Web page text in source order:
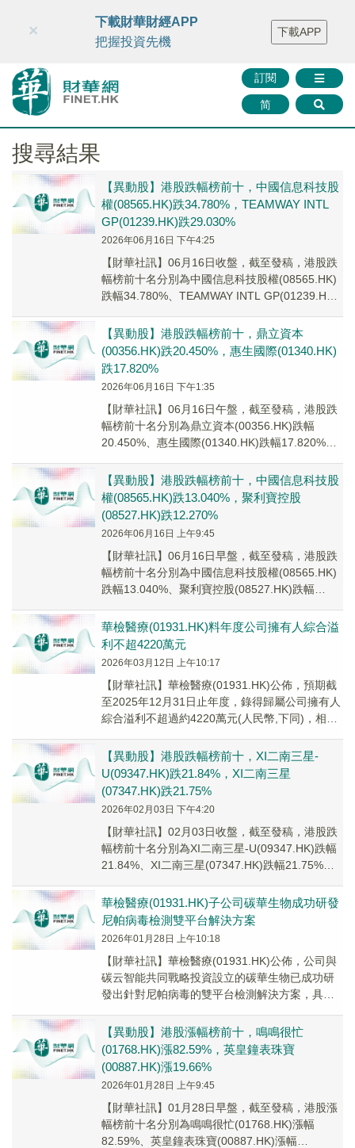
財華智庫網 FINTV FINMETA 財華證券 媒體矩陣
智庫沙龍
聯絡我們
訂閱
简
×
下載財華財經APP
把握投資先機
下載APP
搜尋結果
【異動股】港股跌幅榜前十，中國信息科技股
權(08565.HK)跌34.780%，TEAMWAY INTL
GP(01239.HK)跌29.030%
2026年06月16日 下午4:25
【財華社訊】06月16日收盤，截至發稿，港股跌
幅榜前十名分別為中國信息科技股權(08565.HK)
跌幅34.780%、TEAMWAY INTL GP(01239.HK)
【異動股】港股跌幅榜前十，鼎立資本
(00356.HK)跌20.450%，惠生國際(01340.HK)
跌17.820%
2026年06月16日 下午1:35
【財華社訊】06月16日午盤，截至發稿，港股跌
幅榜前十名分別為鼎立資本(00356.HK)跌幅
20.450%、惠生國際(01340.HK)跌幅17.820%、
【異動股】港股跌幅榜前十，中國信息科技股
權(08565.HK)跌13.040%，聚利寶控股
(08527.HK)跌12.270%
2026年06月16日 上午9:45
【財華社訊】06月16日早盤，截至發稿，港股跌
幅榜前十名分別為中國信息科技股權(08565.HK)
跌幅13.040%、聚利寶控股(08527.HK)跌幅
華檢醫療(01931.HK)料年度公司擁有人綜合溢
利不超4220萬元
2026年03月12日 上午10:17
【財華社訊】華檢醫療(01931.HK)公佈，預期截
至2025年12月31日止年度，錄得歸屬公司擁有人
綜合溢利不超過約4220萬元(人民幣,下同)，相比
【異動股】港股跌幅榜前十，XI二南三星-
U(09347.HK)跌21.84%，XI二南三星
(07347.HK)跌21.75%
2026年02月03日 下午4:20
【財華社訊】02月03日收盤，截至發稿，港股跌
幅榜前十名分別為XI二南三星-U(09347.HK)跌幅
21.84%、XI二南三星(07347.HK)跌幅21.75%、
華檢醫療(01931.HK)子公司碳華生物成功研發
尼帕病毒檢測雙平台解決方案
2026年01月28日 上午10:18
【財華社訊】華檢醫療(01931.HK)公佈，公司與
碳云智能共同戰略投資設立的碳華生物已成功研
發出針對尼帕病毒的雙平台檢測解決方案，具備
【異動股】港股漲幅榜前十，鳴鳴很忙
(01768.HK)漲82.59%，英皇鐘表珠寶
(00887.HK)漲19.66%
2026年01月28日 上午9:45
【財華社訊】01月28日早盤，截至發稿，港股漲
幅榜前十名分別為鳴鳴很忙(01768.HK)漲幅
82.59%、英皇鐘表珠寶(00887.HK)漲幅